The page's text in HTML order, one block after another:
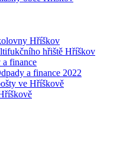
Hříškov
hřiště Hříškov
a finance
a finance 2022
ve Hříškově